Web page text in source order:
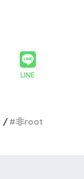
LINE
非root